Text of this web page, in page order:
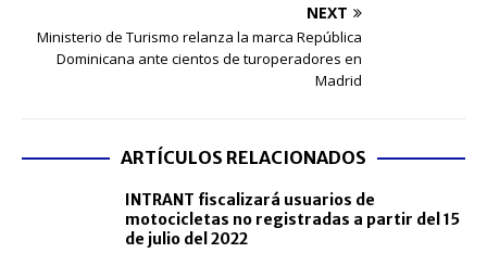
NEXT
Ministerio de Turismo relanza la marca República
Dominicana ante cientos de turoperadores en
Madrid
ARTÍCULOS RELACIONADOS
INTRANT fiscalizará usuarios de
motocicletas no registradas a partir del 15
de julio del 2022